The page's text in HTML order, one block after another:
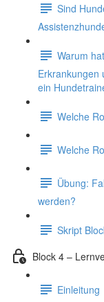
Sind
Warum
Erkrankungen
ein
Welche
Welche
Übung:
werden?
Skript
Block 4 –
Einleitung